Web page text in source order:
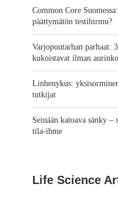
Common Core
päättymätön testihirmu?
Varjopuutarhan parhaat:
kukoistavat ilman
Linhenykus:
tutkijat
Seinään katoava sänky –
tila-ihme
Life Science